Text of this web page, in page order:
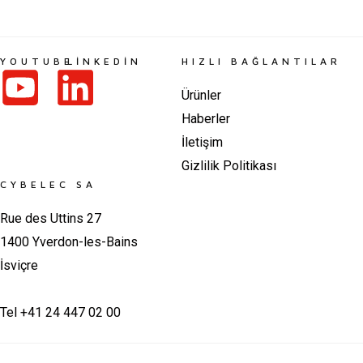
CYBELEC SA
Rue des Uttins 27
1400 Yverdon-les-Bains
İsviçre
Tel +41 24 447 02 00
HIZLI BAĞLANTILAR
Ürünler
Haberler
İletişim
Gizlilik Politikası
YOUTUBELINKEDIN